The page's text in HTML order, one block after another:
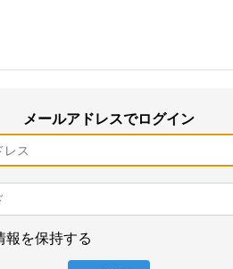
メールアドレスでログイン
報を保持する